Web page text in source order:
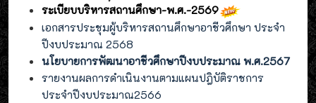
ระเบียบบริหารสถานศึกษา-พ.ศ.-2569
เอกสารประชุมผู้บริหารสถานศึกษาอาชีวศึกษา ประจำ
ปีงบประมาณ 2568
นโยบายการพัฒนาอาชีวศึกษาปีงบประมาณ พ.ศ.2567
รายงานผลการดำเนินงานตามแผนปฎิบัติราชการ
ประจำปีงบประมาณ2566